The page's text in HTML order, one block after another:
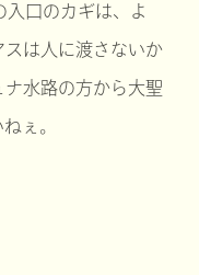
入口のカギは、よ
スは人に渡さないか
水路の方から大聖
ぇ。